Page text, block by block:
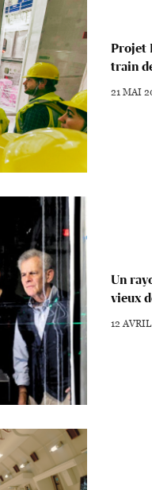
Projet
train
21 MAI
Un
vieux
12